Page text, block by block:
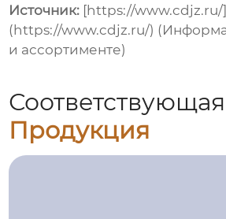
Источник: [https://www.cdjz.ru/]
(https://www.cdjz.ru/)
и ассортименте)
Соответствующая
Продукция